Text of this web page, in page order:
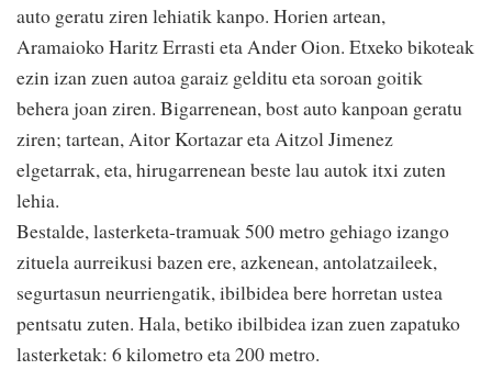
auto geratu ziren lehiatik kanpo. Horien artean,
Aramaioko Haritz Errasti eta Ander Oion. Etxeko bikoteak
ezin izan zuen autoa garaiz gelditu eta soroan goitik
behera joan ziren. Bigarrenean, bost auto kanpoan geratu
ziren; tartean, Aitor Kortazar eta Aitzol Jimenez
elgetarrak, eta, hirugarrenean beste lau autok itxi zuten
lehia.
Bestalde, lasterketa-tramuak 500 metro gehiago izango
zituela aurreikusi bazen ere, azkenean, antolatzaileek,
segurtasun neurriengatik, ibilbidea bere horretan ustea
pentsatu zuten. Hala, betiko ibilbidea izan zuen zapatuko
lasterketak: 6 kilometro eta 200 metro.